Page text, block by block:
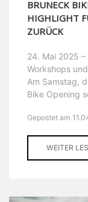
BRUNECK
HIGHLIGHT
ZURÜCK
24. Mai 2025 –
Workshops
Am Samstag,
Bike Opening
Gepostet am
WEITER